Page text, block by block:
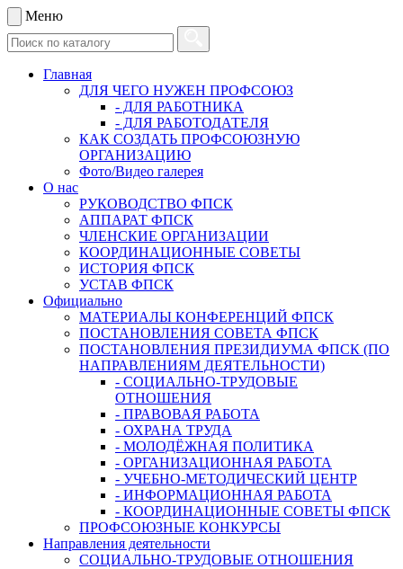
Меню
Главная
ДЛЯ ЧЕГО НУЖЕН ПРОФСОЮЗ
- ДЛЯ РАБОТНИКА
- ДЛЯ РАБОТОДАТЕЛЯ
КАК СОЗДАТЬ ПРОФСОЮЗНУЮ
ОРГАНИЗАЦИЮ
Фото/Видео галерея
О нас
РУКОВОДСТВО ФПСК
АППАРАТ ФПСК
ЧЛЕНСКИЕ ОРГАНИЗАЦИИ
КООРДИНАЦИОННЫЕ СОВЕТЫ
ИСТОРИЯ ФПСК
УСТАВ ФПСК
Официально
МАТЕРИАЛЫ КОНФЕРЕНЦИЙ ФПСК
ПОСТАНОВЛЕНИЯ СОВЕТА ФПСК
ПОСТАНОВЛЕНИЯ ПРЕЗИДИУМА ФПСК (ПО
НАПРАВЛЕНИЯМ ДЕЯТЕЛЬНОСТИ)
- СОЦИАЛЬНО-ТРУДОВЫЕ
ОТНОШЕНИЯ
- ПРАВОВАЯ РАБОТА
- ОХРАНА ТРУДА
- МОЛОДЁЖНАЯ ПОЛИТИКА
- ОРГАНИЗАЦИОННАЯ РАБОТА
- УЧЕБНО-МЕТОДИЧЕСКИЙ ЦЕНТР
- ИНФОРМАЦИОННАЯ РАБОТА
- КООРДИНАЦИОННЫЕ СОВЕТЫ ФПСК
ПРОФСОЮЗНЫЕ КОНКУРСЫ
Направления деятельности
СОЦИАЛЬНО-ТРУДОВЫЕ ОТНОШЕНИЯ